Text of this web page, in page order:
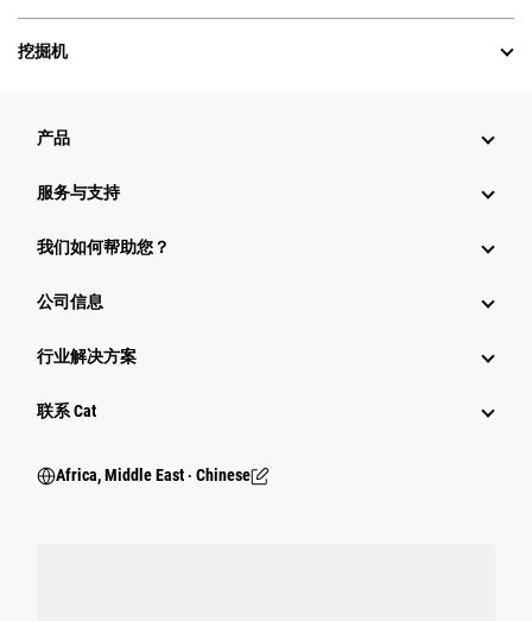
挖掘机
产品
服务与支持
我们如何帮助您？
公司信息
行业解决方案
行业
联系 Cat
Africa, Middle East ‧ Chinese